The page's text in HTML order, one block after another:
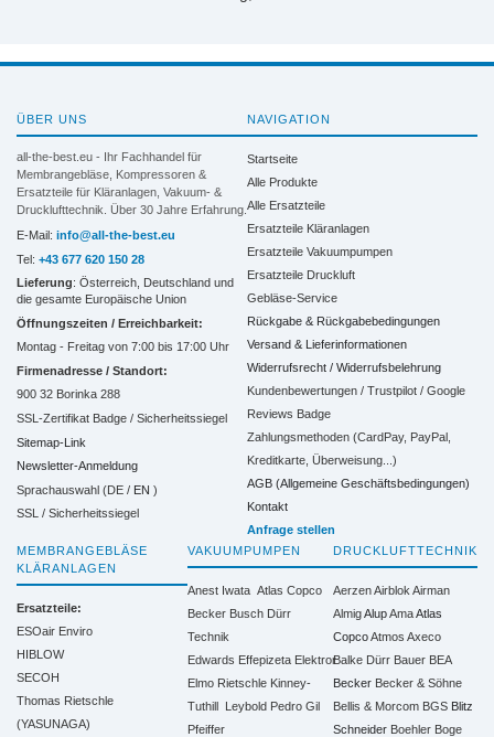
ÜBER UNS
all-the-best.eu - Ihr Fachhandel für
Membrangebläse, Kompressoren &
Ersatzteile für Kläranlagen, Vakuum- &
Drucklufttechnik. Über 30 Jahre Erfahrung.
E-Mail: info@all-the-best.eu
Tel: +43 677 620 150 28
Lieferung: Österreich, Deutschland und
die gesamte Europäische Union
Öffnungszeiten / Erreichbarkeit:
Montag - Freitag von 7:00 bis 17:00 Uhr
Firmenadresse / Standort:
900 32 Borinka 288
SSL-Zertifikat Badge / Sicherheitssiegel
Sitemap-Link
Newsletter-Anmeldung
Sprachauswahl (DE / EN )
SSL / Sicherheitssiegel
NAVIGATION
Startseite
Alle Produkte
Alle Ersatzteile
Ersatzteile Kläranlagen
Ersatzteile Vakuumpumpen
Ersatzteile Druckluft
Gebläse-Service
Rückgabe & Rückgabebedingungen
Versand & Lieferinformationen
Widerrufsrecht / Widerrufsbelehrung
Kundenbewertungen / Trustpilot / Google
Reviews Badge
Zahlungsmethoden (CardPay, PayPal,
Kreditkarte, Überweisung...)
AGB (Allgemeine Geschäftsbedingungen)
Kontakt
Anfrage stellen
MEMBRANGEBLÄSE
KLÄRANLAGEN
Ersatzteile:
ESOair Enviro
HIBLOW
SECOH
Thomas Rietschle
(YASUNAGA)
VAKUUMPUMPEN
Anest Iwata Atlas Copco
Becker Busch Dürr
Technik
Edwards Effepizeta Elektror
Elmo Rietschle Kinney-
Tuthill Leybold Pedro Gil
Pfeiffer
DRUCKLUFTTECHNIK
AerzenAirblok Airman
Almig Alup Ama Atlas
Copco Atmos Axeco
Balke Dürr Bauer BEA
Becker Becker & Söhne
Bellis & Morcom BGS Blitz
Schneider Boehler Boge